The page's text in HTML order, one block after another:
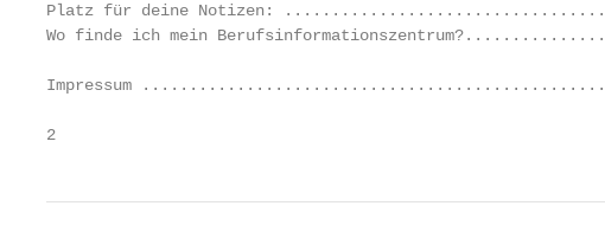
Platz für deine Notizen:
Wo finde ich mein
Impressum
2